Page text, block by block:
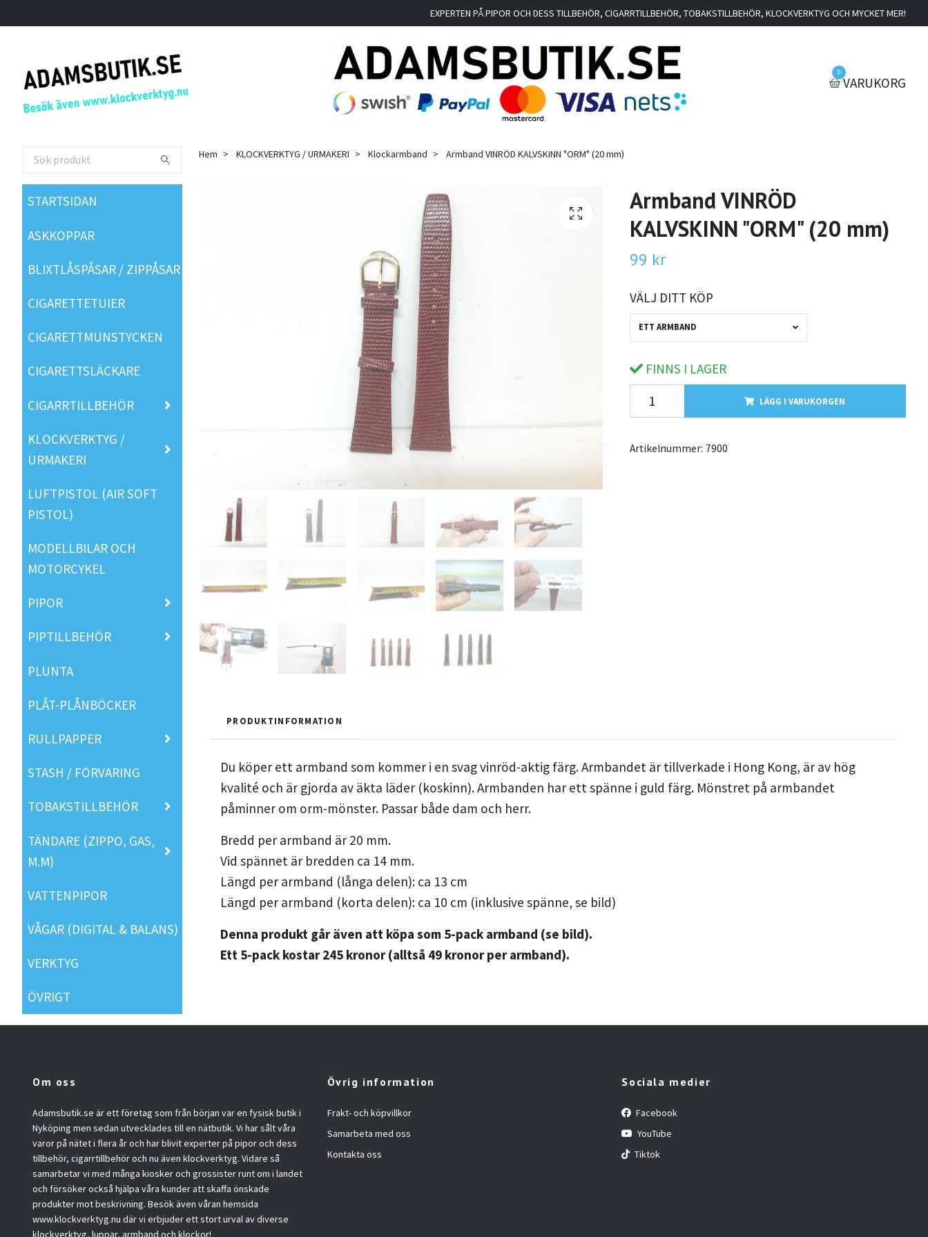
EXPERTEN PÅ PIPOR OCH DESS TILLBEHÖR, CIGARRTILLBEHÖR, TOBAKSTILLBEHÖR, KLOCKVERKTYG OCH MYCKET MER!
0
VARUKORG
STARTSIDAN
ASKKOPPAR
BLIXTLÅSPÅSAR / ZIPPÅSAR
CIGARETTETUIER
CIGARETTMUNSTYCKEN
CIGARETTSLÄCKARE
CIGARRTILLBEHÖR
KLOCKVERKTYG /
URMAKERI
LUFTPISTOL (AIR SOFT
PISTOL)
MODELLBILAR OCH
MOTORCYKEL
PIPOR
PIPTILLBEHÖR
PLUNTA
PLÅT-PLÅNBÖCKER
RULLPAPPER
STASH / FÖRVARING
TOBAKSTILLBEHÖR
TÄNDARE (ZIPPO, GAS,
M.M)
VATTENPIPOR
VÅGAR (DIGITAL & BALANS)
VERKTYG
ÖVRIGT
Hem KLOCKVERKTYG / URMAKERI Klockarmband Armband VINRÖD KALVSKINN "ORM" (20 mm)
Armband VINRÖD
KALVSKINN "ORM" (20 mm)
99 kr
VÄLJ DITT KÖP
ETT ARMBAND
FINNS I LAGER
LÄGG I VARUKORGEN
Artikelnummer: 7900
PRODUKTINFORMATION
Du köper ett armband som kommer i en svag vinröd-aktig färg. Armbandet är tillverkade i Hong Kong, är av hög
kvalité och är gjorda av äkta läder (koskinn). Armbanden har ett spänne i guld färg. Mönstret på armbandet
påminner om orm-mönster. Passar både dam och herr.
Bredd per armband är 20 mm.
Vid spännet är bredden ca 14 mm.
Längd per armband (långa delen): ca 13 cm
Längd per armband (korta delen): ca 10 cm (inklusive spänne, se bild)
Denna produkt går även att köpa som 5-pack armband (se bild).
Ett 5-pack kostar 245 kronor (alltså 49 kronor per armband).
Om oss
Adamsbutik.se är ett företag som från början var en fysisk butik i
Nyköping men sedan utvecklades till en nätbutik. Vi har sålt våra
varor på nätet i flera år och har blivit experter på pipor och dess
tillbehör, cigarrtillbehör och nu även klockverktyg. Vidare så
samarbetar vi med många kiosker och grossister runt om i landet
och försöker också hjälpa våra kunder att skaffa önskade
produkter mot beskrivning. Besök även våran hemsida
www.klockverktyg.nu där vi erbjuder ett stort urval av diverse
klockverktyg, luppar, armband och klockor!
Övrig information
Frakt- och köpvillkor
Samarbeta med oss
Kontakta oss
Sociala medier
Facebook
YouTube
Tiktok